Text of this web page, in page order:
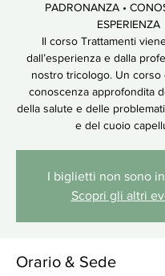
PADRONANZA •
ESPERIENZA
Il corso Trattamenti
dall’esperienza e dalla
nostro tricologo. Un corso
conoscenza approfondita
della salute e delle
e del cuoio
I biglietti non sono
Scopri gli altri
Orario & Sede